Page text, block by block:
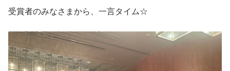
受賞者のみなさまから、一言タイム☆